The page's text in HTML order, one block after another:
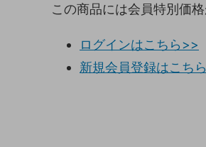
この商品には会員特別価
ログインはこちら>>
新規会員登録はこち